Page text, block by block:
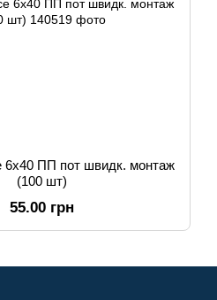
ПП пот швидк. монтаж
(100 шт)
55.00 грн